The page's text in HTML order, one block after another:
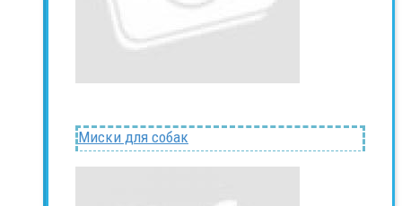
Миски для собак